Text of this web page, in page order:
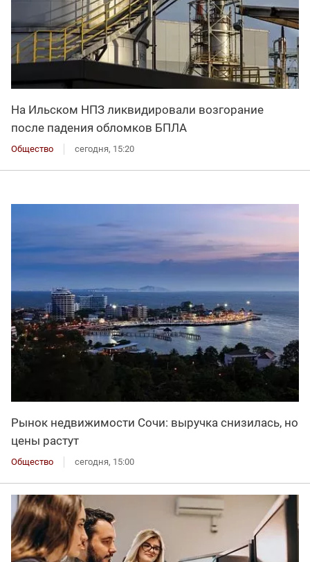
На Ильском НПЗ ликвидировали возгорание
после падения обломков БПЛА
Общество сегодня, 15:20
Рынок недвижимости Сочи: выручка снизилась, но
цены растут
Общество сегодня, 15:00